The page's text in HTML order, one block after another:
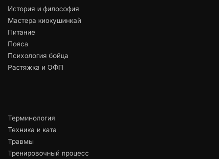
История и философия
Мастера киокушинкай
Питание
Пояса
Психология бойца
Растяжка и ОФП
Терминология
Техника и ката
Травмы
Тренировочный процесс